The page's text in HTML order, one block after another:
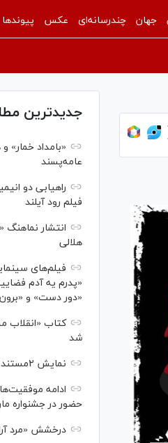
جهان چندرسانه‌ای عکس پیوندها
جدیدترین
«بامداد
عامه‌پسند
راهیابی دو
فیلم رود آیلند
انتشار نماهنگ
هلالی
فیلم‌های
«پدرم یه آدم
«دور دست» و
کتاب «انقلاب
شد
نمایش ۲مستند در «پاتوق مستند»
ادامه
حضور در جشنواره
درخشش «مرد